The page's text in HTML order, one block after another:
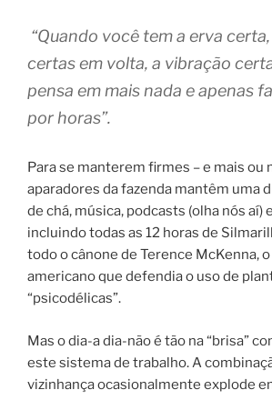
“Quando você tem a erva
certas em volta, a vibração
pensa em mais nada e apenas
por horas”.
Para se manterem firmes – e mais ou
aparadores da fazenda mantêm uma
de chá, música, podcasts (olha nós aí)
incluindo todas as 12 horas de
todo o cânone de Terence McKenna,
americano que defendia o uso de
“psicodélicas”.
Mas o dia-a dia-não é tão na “brisa”
este sistema de trabalho. A
vizinhança ocasionalmente explode